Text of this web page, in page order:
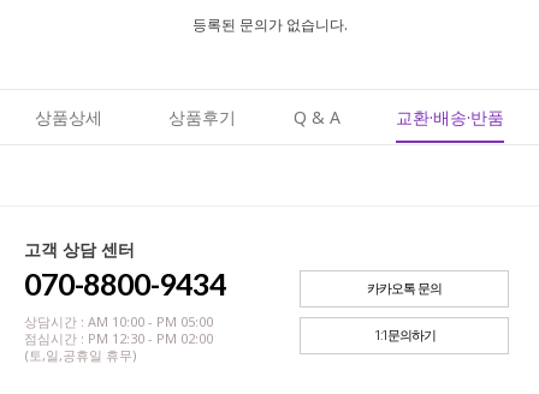
등록된 문의가 없습니다.
상품상세 상품후기 Q & A 교환·배송·반품
고객 상담 센터
070-8800-9434
상담시간 : AM 10:00 - PM 05:00
점심시간 : PM 12:30 - PM 02:00
(토,일,공휴일 휴무)
카카오톡 문의
1:1문의하기